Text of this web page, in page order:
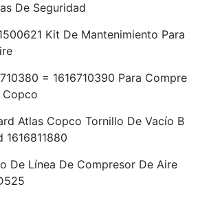
De Seguridad
Kit De Mantenimiento Para
= 1616710390 Para Compre
Copco
Atlas Copco Tornillo De Vacío B
1616811880
De Línea De Compresor De Aire